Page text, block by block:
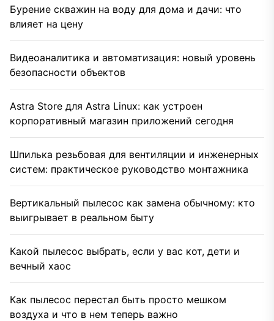
Бурение скважин на воду для дома и дачи: что
влияет на цену
Видеоаналитика и автоматизация: новый уровень
безопасности объектов
Astra Store для Astra Linux: как устроен
корпоративный магазин приложений сегодня
Шпилька резьбовая для вентиляции и инженерных
систем: практическое руководство монтажника
Вертикальный пылесос как замена обычному: кто
выигрывает в реальном быту
Какой пылесос выбрать, если у вас кот, дети и
вечный хаос
Как пылесос перестал быть просто мешком
воздуха и что в нем теперь важно